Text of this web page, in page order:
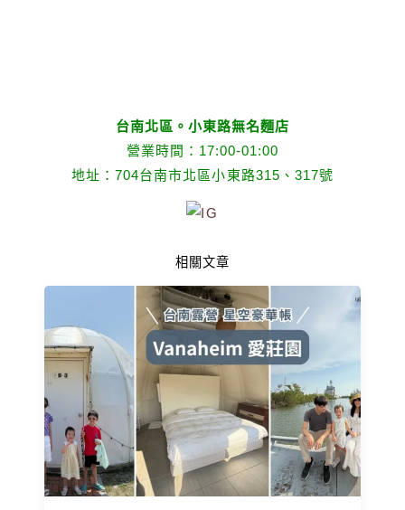
台南北區。小東路無名麵店
營業時間：17:00-01:00
地址：704台南市北區小東路315、317號
相關文章